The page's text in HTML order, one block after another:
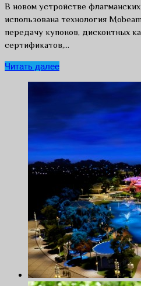
В новом устройстве
использована технология
передачу купонов, дисконтных
сертификатов,…
Читать далее